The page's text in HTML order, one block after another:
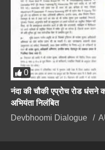
0
नंदा की चौकी एप्रोच रोड धंसने
अभियंता निलंबित
Devbhoomi Dialogue